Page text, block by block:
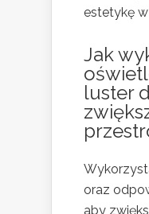
estetykę
Jak
luster
oraz
aby